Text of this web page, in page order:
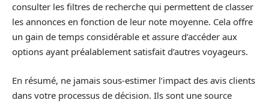
consulter les filtres de recherche qui permettent de classer
les annonces en fonction de leur note moyenne. Cela offre
un gain de temps considérable et assure d’accéder aux
options ayant préalablement satisfait d’autres voyageurs.
En résumé, ne jamais sous-estimer l’impact des avis clients
dans votre processus de décision. Ils sont une source